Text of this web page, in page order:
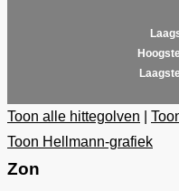
Toon alle hittegolven
Toon Hellmann-grafiek
Zon